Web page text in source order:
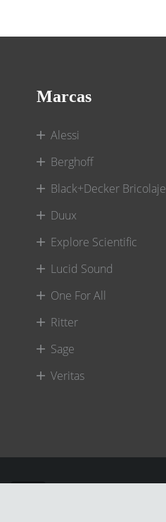
Marcas
Alessi
Berghoff
Black+Decker Bricolaje
Duux
Explore Scientific
Lucid Sound
One For All
Ritter
Sage
Veritas